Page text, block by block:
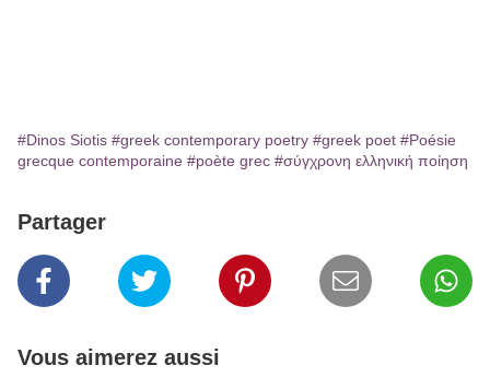
#Dinos Siotis #greek contemporary poetry #greek poet #Poésie
grecque contemporaine #poète grec #σύγχρονη ελληνική ποίηση
Partager
Vous aimerez aussi